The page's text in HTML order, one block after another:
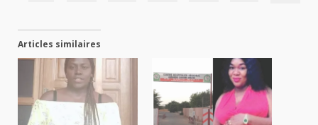
Articles similaires